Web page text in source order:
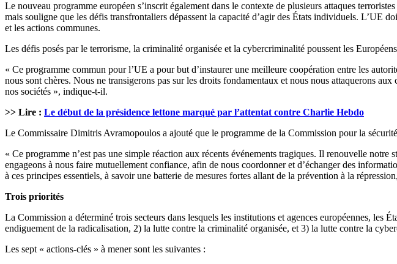
Le nouveau programme européen s’inscrit également dans le contexte de plusieurs attaques
mais souligne que les défis transfrontaliers dépassent la capacité d’agir des États individuels. L’UE
et les actions communes.
Les défis posés par le terrorisme, la criminalité organisée et la cybercriminalité poussent les
« Ce programme commun pour l’UE a pour but d’instaurer une meilleure coopération entre les
nous sont chères. Nous ne transigerons pas sur les droits fondamentaux et nous nous attaquerons
nos sociétés », indique-t-il.
>> Lire : Le début de la présidence lettone marqué par l’attentat contre Charlie Hebdo
Le Commissaire Dimitris Avramopoulos a ajouté que le programme de la Commission pour la
« Ce programme n’est pas une simple réaction aux récents événements tragiques. Il renouvelle
engageons à nous faire mutuellement confiance, afin de nous coordonner et d’échanger des
à ces principes essentiels, à savoir une batterie de mesures fortes allant de la prévention à la
Trois priorités
La Commission a déterminé trois secteurs dans lesquels les institutions et agences européennes, les
endiguement de la radicalisation, 2) la lutte contre la criminalité organisée, et 3) la lutte contre la
Les sept « actions-clés » à mener sont les suivantes :